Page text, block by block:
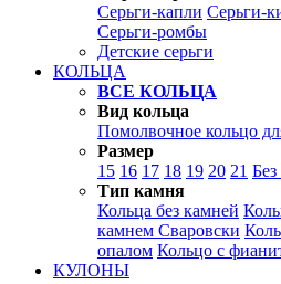
Серьги-капли Серьги-
Серьги-ромбы
Детские серьги
КОЛЬЦА
ВСЕ КОЛЬЦА
Вид кольца
Помолвочное кольцо
Размер
15 16 17 18 19 20 21 Без
Тип камня
Кольца без камней
камнем Сваровски
опалом Кольцо с
КУЛОНЫ